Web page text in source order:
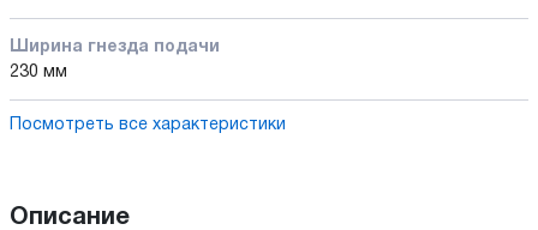
Ширина гнезда подачи
230 мм
Посмотреть все характеристики
Описание